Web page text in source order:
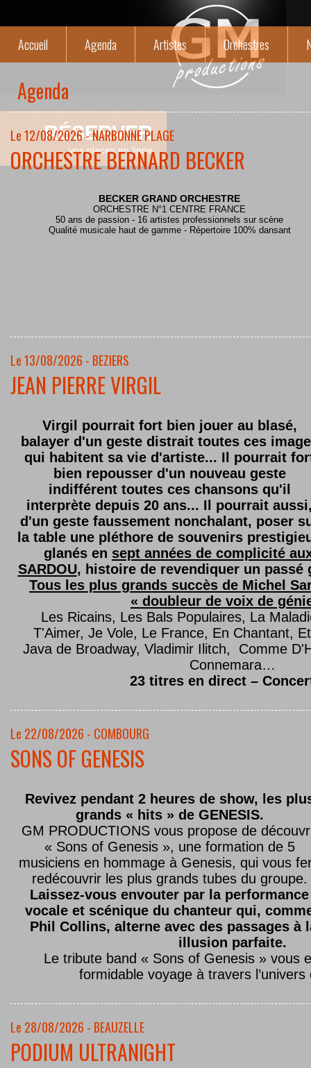
RÉSERVER
vos places en ligne
Accueil Agenda Artistes Orchestres
Agenda
Le 12/08/2026 - NARBONNE PLAGE
ORCHESTRE BERNARD BECKER
BECKER GRAND ORCHESTRE
ORCHESTRE N°1 CENTRE FRANCE
50 ans de passion - 16 artistes professionnels sur scène
Qualité musicale haut de gamme - Répertoire 100% dansant
Le 13/08/2026 - BEZIERS
JEAN PIERRE VIRGIL
Virgil pourrait fort bien jouer au blasé,
balayer d'un geste distrait toutes ces
qui habitent sa vie d'artiste... Il pourrait
bien repousser d'un nouveau geste
indifférent toutes ces chansons qu'il
interprète depuis 20 ans... Il pourrait
d'un geste faussement nonchalant, poser
la table une pléthore de souvenirs
glanés en sept années de complicité
SARDOU, histoire de revendiquer un passé
Tous les plus grands succès de Michel
« doubleur de voix de
Les Ricains, Les Bals Populaires, La
T'Aimer, Je Vole, Le France, En Chantant,
Java de Broadway, Vladimir Ilitch, Comme
Connemara…
23 titres en direct –
Le 22/08/2026 - COMBOURG
SONS OF GENESIS
Revivez pendant 2 heures de show, les
grands « hits » de GENESIS.
GM PRODUCTIONS vous propose de
« Sons of Genesis », une formation de 5
musiciens en hommage à Genesis, qui vous
redécouvrir les plus grands tubes du groupe.
Laissez-vous envouter par la performance
vocale et scénique du chanteur qui,
Phil Collins, alterne avec des passages à
illusion parfaite.
Le tribute band « Sons of Genesis » vous
formidable voyage à travers l’univers
Le 28/08/2026 - BEAUZELLE
PODIUM ULTRANIGHT